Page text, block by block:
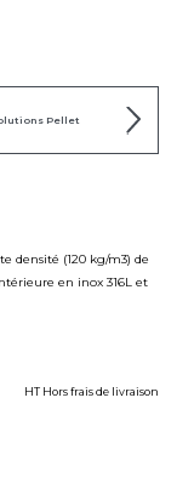
Pellet
densité (120 kg/m3) de
en inox 316L et
HT Hors frais de livraison